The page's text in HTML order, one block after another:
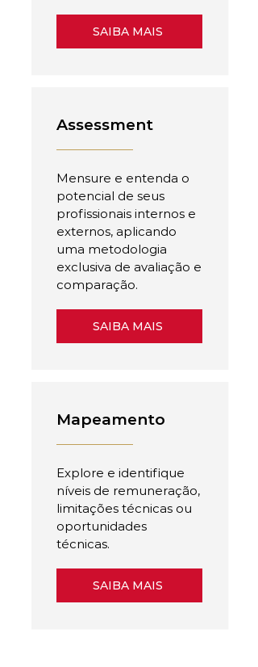
SAIBA MAIS
Assessment
Mensure e entenda o
potencial de seus
profissionais internos e
externos, aplicando
uma metodologia
exclusiva de avaliação e
comparação.
SAIBA MAIS
Mapeamento
Explore e identifique
níveis de remuneração,
limitações técnicas ou
oportunidades
técnicas.
SAIBA MAIS